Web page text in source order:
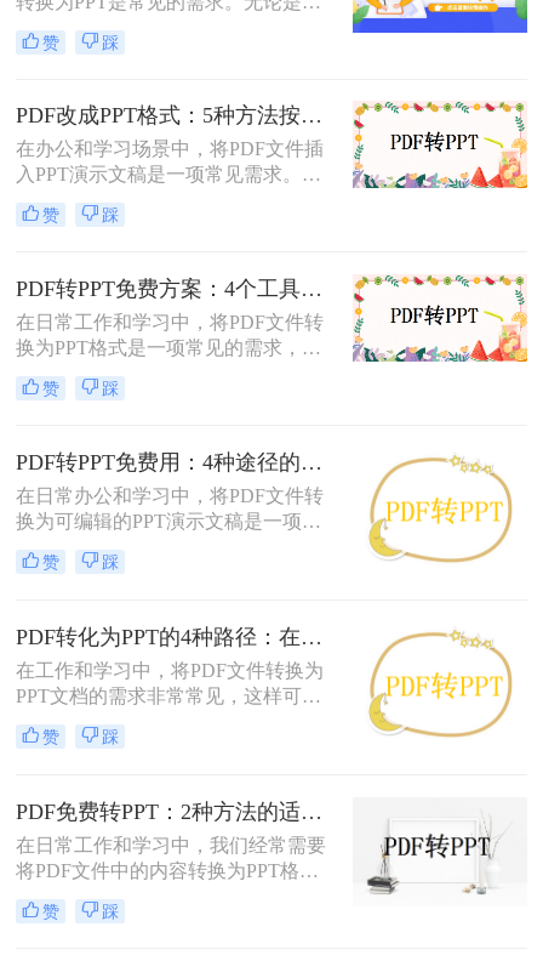
的PDF转PPT软件、利用在线转换工
具，以及手动复制粘贴内容。
合报告、课件，还是优化文档展示，
都需要一种高效且保留原格式的方
是几种常用方法的详细解析，帮助你
快速上手。
赞 踩
PDF改成PPT格式：5种方法按页面复杂度选择！
在办公和学习场景中，将PDF文件插
入PPT演示文稿是一项常见需求。无
论是展示报告、图表，还是分享文档
内容，合理选择插入方法能显著提升
改成PPT呢？以下是五种常用方法的
详细说明，帮助您根据需求高效完成
文档整合。
赞 踩
PDF转PPT免费方案：4个工具的文件限制和输出质量对比！
在日常工作和学习中，将PDF文件转
换为PPT格式是一项常见的需求，以
便更好地进行演示和分享。虽然市面
上有许多专业的转换软件和服务，但
费。那么pdf如何免费转换ppt呢？以
下将介绍四种免费将PDF转换为PPT
的方法，帮助用户轻松实现格式转
换。
赞 踩
PDF转PPT免费用：4种途径的转换精度和排版保留能力对比！
在日常办公和学习中，将PDF文件转
换为可编辑的PPT演示文稿是一项高
频需求。无论是需要修改过时的课
件、提取报告中的数据制作新方案，
速且免费地完成格式转换都能极大提
升工作效率。那么如何免费把pdf转成
PPT呢？
赞 踩
PDF转化为PPT的4种路径：在线、客户端、插件和手动各有什么区别！
在工作和学习中，将PDF文件转换为
PPT文档的需求非常常见，这样可以
方便地进行演示和分享。那么pdf如何
转化为ppt呢？本文将介绍四种常见的
求选择最合适的方式。
赞 踩
PDF免费转PPT：2种方法的适用场景和操作差异！
在日常工作和学习中，我们经常需要
将PDF文件中的内容转换为PPT格
式，以便于演示和分享。那么PDF如
何转化为PPT免费呢？以下是两种免
赞 踩